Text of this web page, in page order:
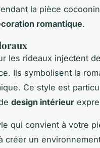
la pièce
romantique.
les rideaux injectent
Ils symbolisent la
Ce style est
design intérieur
qui convient à votre
créer un